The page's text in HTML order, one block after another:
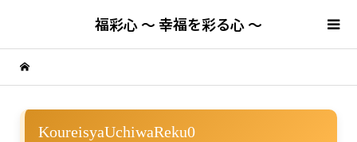
福彩心 ～ 幸福を彩る心 ～
KoureisyaUchiwaReku0